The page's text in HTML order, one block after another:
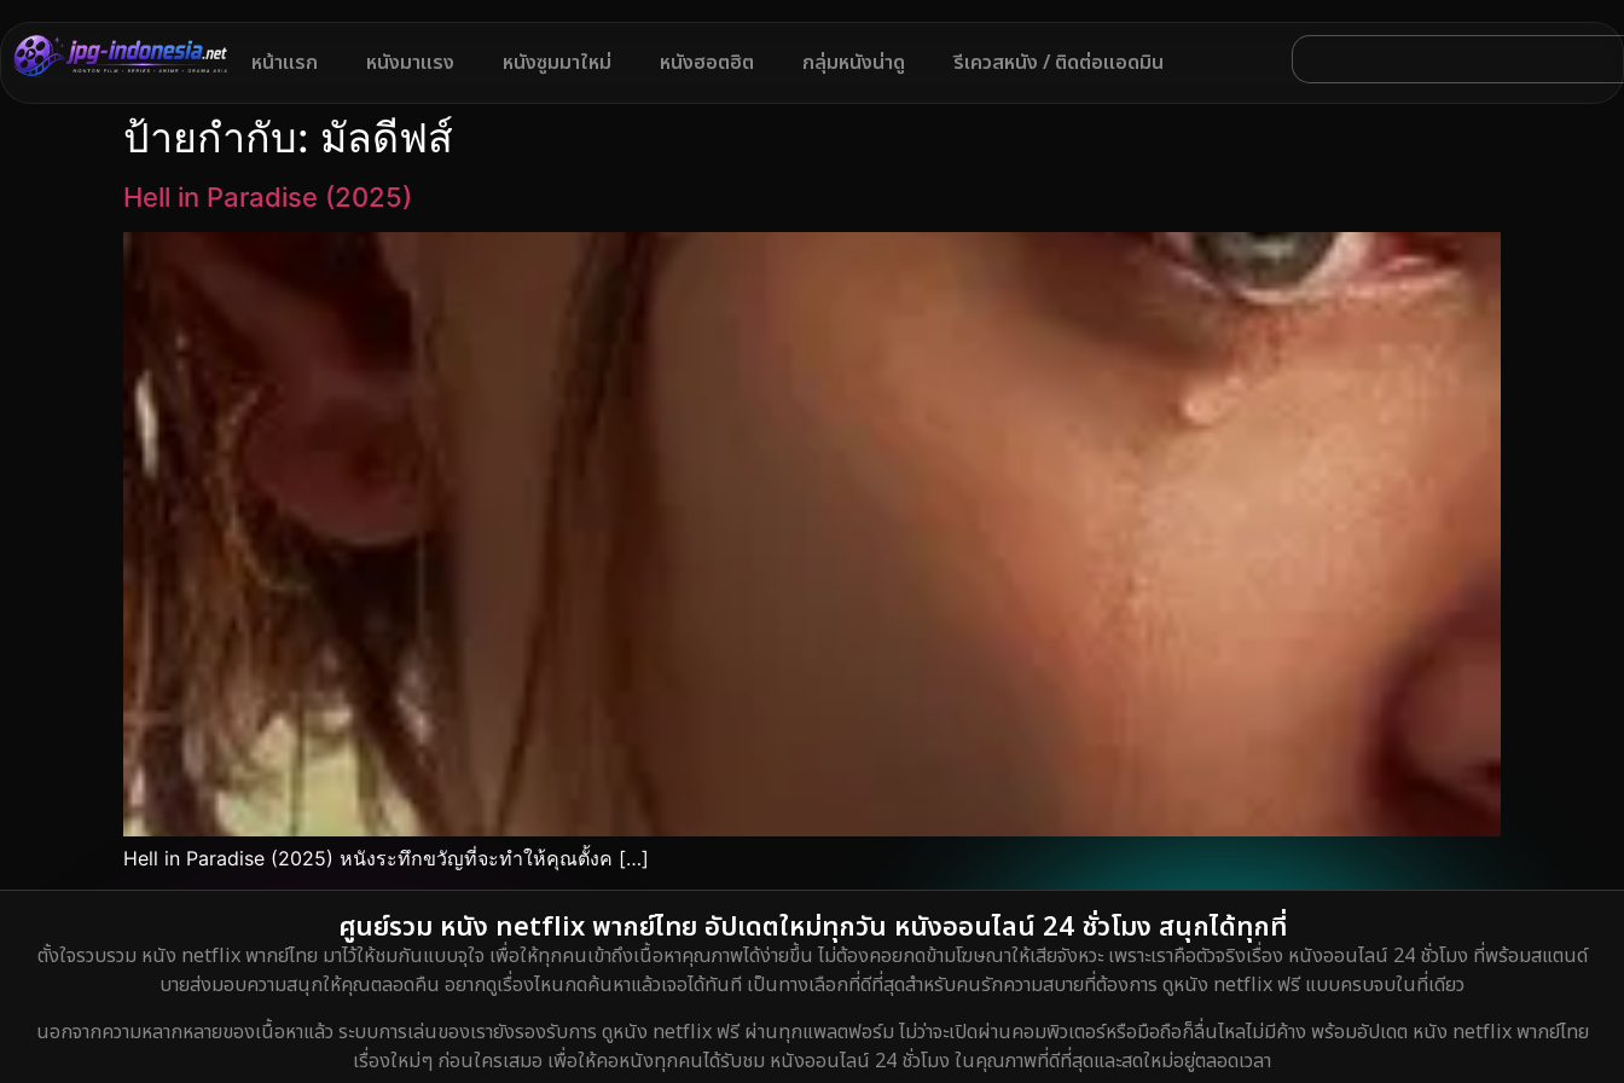
หน้าแรก หนังมาแรง หนังซูมมาใหม่ หนังฮอตฮิต กลุ่มหนังน่าดู รีเควสหนัง / ติดต่อแอดมิน
ป้ายกำกับ: มัลดีฟส์
Hell in Paradise (2025)
Hell in Paradise (2025) หนังระทึกขวัญที่จะทำให้คุณตั้งค […]
ศูนย์รวม หนัง netflix พากย์ไทย อัปเดตใหม่ทุกวัน หนังออนไลน์ 24 ชั่วโมง สนุกได้ทุกที่
ตั้งใจรวบรวม หนัง netflix พากย์ไทย มาไว้ให้ชมกันแบบจุใจ เพื่อให้ทุกคนเข้าถึงเนื้อหาคุณภาพได้ง่ายขึ้น ไม่ต้องคอยกดข้ามโฆษณาให้เสียจังหวะ เพราะเราคือตัวจริงเรื่อง หนังออนไลน์ 24 ชั่วโมง ที่พร้อมสแตนด์
บายส่งมอบความสนุกให้คุณตลอดคืน อยากดูเรื่องไหนกดค้นหาแล้วเจอได้ทันที เป็นทางเลือกที่ดีที่สุดสำหรับคนรักความสบายที่ต้องการ ดูหนัง netflix ฟรี แบบครบจบในที่เดียว
นอกจากความหลากหลายของเนื้อหาแล้ว ระบบการเล่นของเรายังรองรับการ ดูหนัง netflix ฟรี ผ่านทุกแพลตฟอร์ม ไม่ว่าจะเปิดผ่านคอมพิวเตอร์หรือมือถือก็ลื่นไหลไม่มีค้าง พร้อมอัปเดต หนัง netflix พากย์ไทย
เรื่องใหม่ๆ ก่อนใครเสมอ เพื่อให้คอหนังทุกคนได้รับชม หนังออนไลน์ 24 ชั่วโมง ในคุณภาพที่ดีที่สุดและสดใหม่อยู่ตลอดเวลา